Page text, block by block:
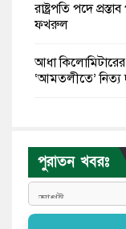
রাষ্ট্রপতি পদে
ফখরুল
আধা
‘আমতলীতে’ নিত্য
পুলিশকে পিটিয়ে
এনসিপি নেতা
পুরাতন খবরঃ